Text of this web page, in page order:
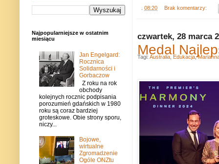
08:20 Brak komentarzy:
czwartek, 28 marca
Medal
Tagi: Australia Edukacja,
Najpopularniejsze w ostatnim
miesiącu
Jan Engelgard:
Rocznica
Solidarności i
Gorbaczow
Z roku na rok
obchody
kolejnych rocznic podpisania
porozumień gdańskich w 1980
roku są coraz bardziej
groteskowe. Obie strony sporu,
niczy...
Bojowe,
wirtualne
Zgromadzenie
Ogóle ONZtu